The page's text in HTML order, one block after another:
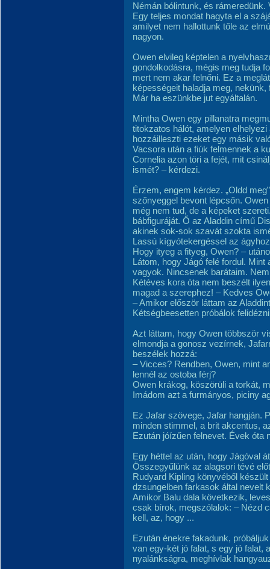
Némán bólintunk, és
Egy teljes mondat hagyta el a
amilyet nem hallottunk tőle az
nagyon.
Owen elvileg képtelen a
gondolkodásra, mégis meg tudja
mert nem akar felnőni. Ez a
képességeit haladja meg,
Már ha eszünkbe jut egyáltalán.
Mintha Owen egy pillanatra
titokzatos hálót, amelyen
hozzáilleszti ezeket egy másik
Vacsora után a fiúk felmennek a
Cornelia azon töri a fejét, mit
ismét? – kérdezi.
Érzem, engem kérdez. „Oldd
szőnyeggel bevont lépcsőn.
még nem tud, de a képeket
bábfiguráját. Ő az Aladdin című
akinek sok-sok szavát szokta
Lassú kígyótekergéssel az
Hogy ityeg a fityeg, Owen? –
Látom, hogy Jágó felé fordul. Mint
vagyok. Nincsenek barátaim.
Kétéves kora óta nem beszélt
magad a szerephez! – Kedves
– Amikor először láttam az
Kétségbeesetten próbálok
Azt láttam, hogy Owen többször
elmondja a gonosz vezírnek,
beszélek hozzá:
– Vicces? Rendben, Owen, mint
lennél az ostoba férj?
Owen krákog, köszörüli a torkát,
Imádom azt a furmányos, piciny
Ez Jafar szövege, Jafar hangján.
minden stimmel, a brit akcentus,
Ezután jóízűen felnevet. Évek óta
Egy héttel az után, hogy Jágóval
Összegyűlünk az alagsori tévé
Rudyard Kipling könyvéből
dzsungelben farkasok által nevelt
Amikor Balu dala következik,
csak bírok, megszólalok: – Nézd
kell, az, hogy ...
Ezután énekre fakadunk,
van egy-két jó falat, s egy jó falat,
nyalánkságra, meghívlak